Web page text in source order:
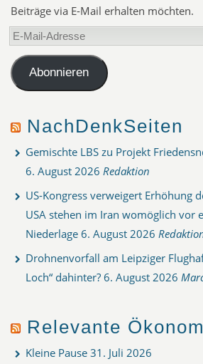
Beiträge via E-Mail erhalten möchten.
E-
Mail-
AdresseAbonnieren
NachDenkSeiten
Gemischte LBS zu Projekt
6. August 2026 Redaktion
US-Kongress verweigert Erhöhung
USA stehen im Iran womöglich vor
Niederlage 6. August 2026
Drohnenvorfall am Leipziger
Loch“ dahinter? 6. August 2026
Relevante
Kleine Pause 31. Juli 2026